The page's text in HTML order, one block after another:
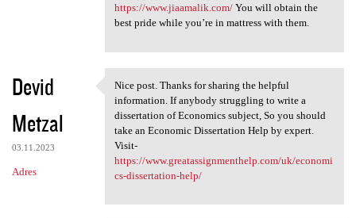
https://www.jiaamalik.com/You will obtain the
best pride while you’re in mattress with them.
Devid
Metzal
03.11.2023
Adres
Nice post. Thanks for sharing
Nice post. Thanks for sharing the helpful
information. If anybody struggling to write a
dissertation of Economics subject, So you should
take an Economic Dissertation Help by expert.
Visit-
https://www.greatassignmenthelp.com/uk/economi
cs-dissertation-help/